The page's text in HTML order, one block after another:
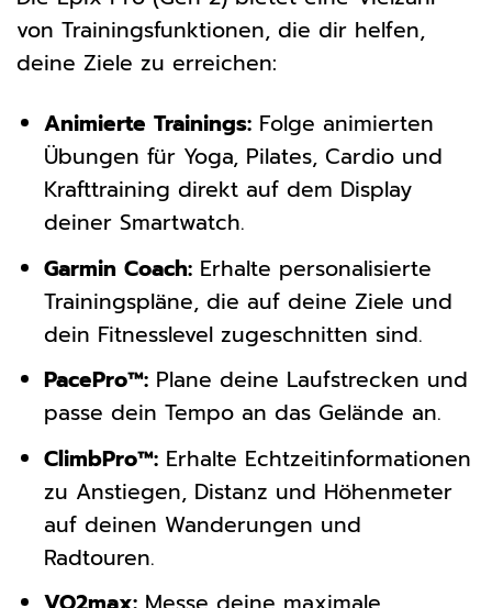
von Trainingsfunktionen, die dir helfen,
deine Ziele zu erreichen:
Animierte Trainings:Folge animierten
Übungen für Yoga, Pilates, Cardio und
Krafttraining direkt auf dem Display
deiner Smartwatch.
Garmin Coach:Erhalte personalisierte
Trainingspläne, die auf deine Ziele und
dein Fitnesslevel zugeschnitten sind.
PacePro™:Plane deine Laufstrecken und
passe dein Tempo an das Gelände an.
ClimbPro™:Erhalte Echtzeitinformationen
zu Anstiegen, Distanz und Höhenmeter
auf deinen Wanderungen und
Radtouren.